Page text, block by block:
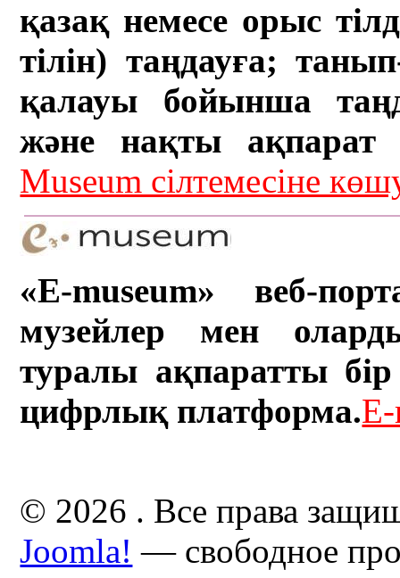
қазақ немесе орыс
тілін) таңдауға;
қалауы бойынша
және нақты ақпарат
Museum сілтемесіне
«E-museum» веб-
музейлер мен
туралы ақпаратты бір
цифрлық платформа.
© 2026 . Все права
Joomla! — свободное